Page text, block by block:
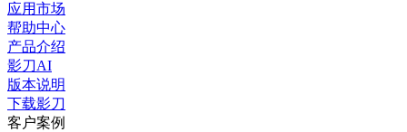
应用市场
帮助中心
产品介绍
影刀AI
版本说明
下载影刀
客户案例